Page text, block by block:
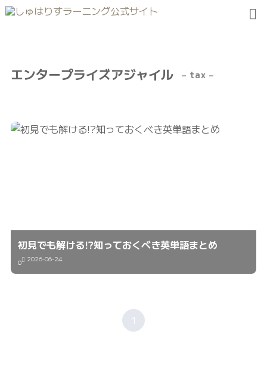
エンタープライズアジャイル – tax –
初見でも解ける!?知っておくべき英単語まとめ
0 2026-06-24
1